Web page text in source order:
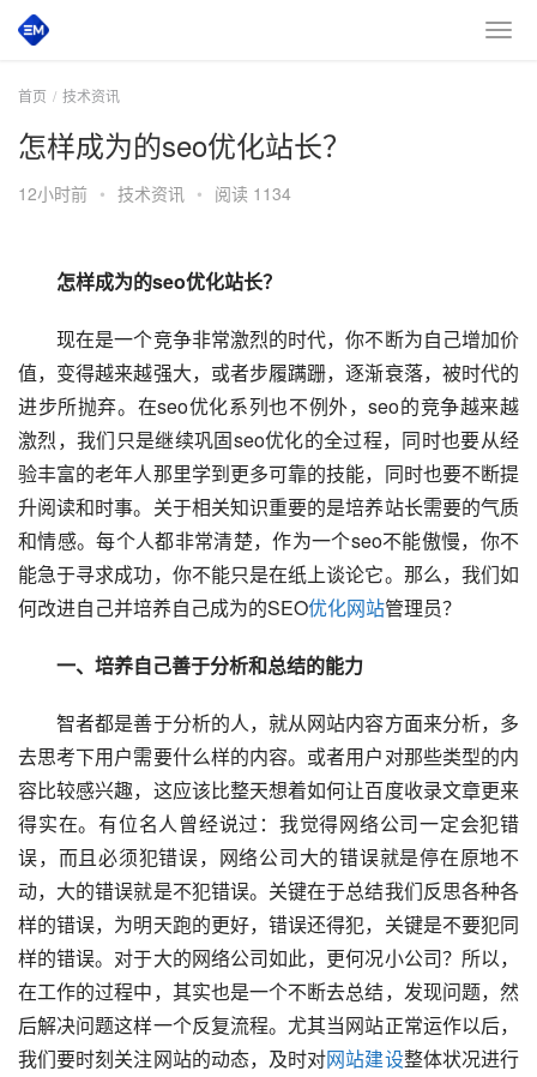
首页 技术资讯
怎样成为的seo优化站长？
12小时前 • 技术资讯 • 阅读 1134
怎样成为的seo优化站长？
现在是一个竞争非常激烈的时代，你不断为自己增加价
值，变得越来越强大，或者步履蹒跚，逐渐衰落，被时代的
进步所抛弃。在seo优化系列也不例外，seo的竞争越来越
激烈，我们只是继续巩固seo优化的全过程，同时也要从经
验丰富的老年人那里学到更多可靠的技能，同时也要不断提
升阅读和时事。关于相关知识重要的是培养站长需要的气质
和情感。每个人都非常清楚，作为一个seo不能傲慢，你不
能急于寻求成功，你不能只是在纸上谈论它。那么，我们如
何改进自己并培养自己成为的SEO优化网站管理员？
一、培养自己善于分析和总结的能力
智者都是善于分析的人，就从网站内容方面来分析，多
去思考下用户需要什么样的内容。或者用户对那些类型的内
容比较感兴趣，这应该比整天想着如何让百度收录文章更来
得实在。有位名人曾经说过：我觉得网络公司一定会犯错
误，而且必须犯错误，网络公司大的错误就是停在原地不
动，大的错误就是不犯错误。关键在于总结我们反思各种各
样的错误，为明天跑的更好，错误还得犯，关键是不要犯同
样的错误。对于大的网络公司如此，更何况小公司？所以，
在工作的过程中，其实也是一个不断去总结，发现问题，然
后解决问题这样一个反复流程。尤其当网站正常运作以后，
我们要时刻关注网站的动态，及时对网站建设整体状况进行